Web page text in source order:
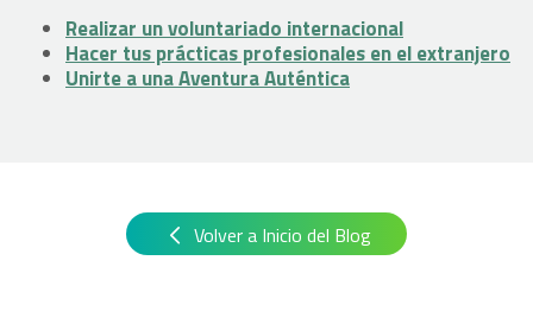
Realizar un voluntariado internacional
Hacer tus prácticas profesionales en el extranjero
Unirte a una Aventura Auténtica
Volver a Inicio del Blog